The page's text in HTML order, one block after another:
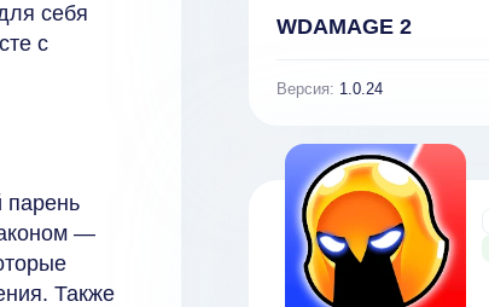
себя
с
парень
—
Также
WDAMAGE 2
Версия: 1.0.24